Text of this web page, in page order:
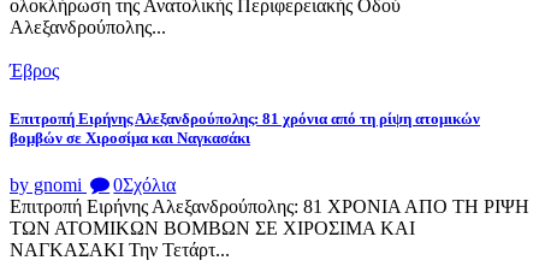
ολοκλήρωση της Ανατολικής Περιφερειακής Οδού
Αλεξανδρούπολης...
Έβρος
Επιτροπή Ειρήνης Αλεξανδρούπολης: 81 χρόνια από τη ρίψη ατομικών
βομβών σε Χιροσίμα και Ναγκασάκι
by gnomi 0Σχόλια
Επιτροπή Ειρήνης Αλεξανδρούπολης: 81 ΧΡΟΝΙΑ ΑΠΟ ΤΗ ΡΙΨΗ
ΤΩΝ ΑΤΟΜΙΚΩΝ ΒΟΜΒΩΝ ΣΕ ΧΙΡΟΣΙΜΑ ΚΑΙ
ΝΑΓΚΑΣΑΚΙ Την Τετάρτ...